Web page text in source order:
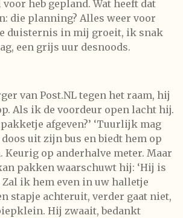
heb gepland. Wat heeft dat
die planning? Alles weer voor
duisternis in mij groeit, ik snak
een grijs uur desnoods.
van Post.NL tegen het raam, hij
Als ik de voordeur open lacht hij.
afgeven?’ ‘Tuurlijk mag
doos uit zijn bus en biedt hem op
Keurig op anderhalve meter. Maar
pakken waarschuwt hij: ‘Hij is
ik hem even in uw halletje
stapje achteruit, verder gaat niet,
Hij zwaait, bedankt